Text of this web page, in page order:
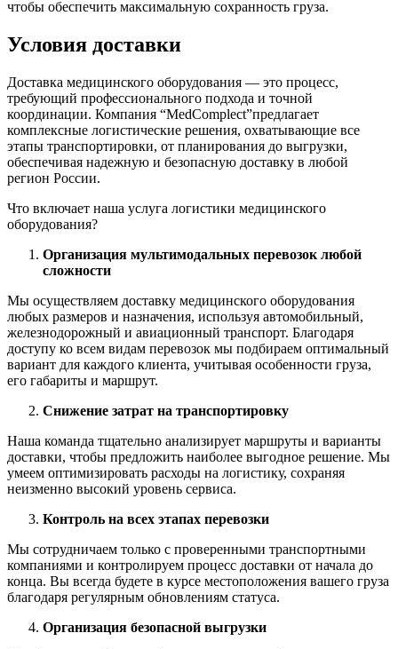
чтобы обеспечить максимальную сохранность груза.
Условия доставки
Доставка медицинского оборудования — это процесс,
требующий профессионального подхода и точной
координации. Компания “MedComplect”предлагает
комплексные логистические решения, охватывающие все
этапы транспортировки, от планирования до выгрузки,
обеспечивая надежную и безопасную доставку в любой
регион России.
Что включает наша услуга логистики медицинского
оборудования?
Организация мультимодальных перевозок любой
сложности
Мы осуществляем доставку медицинского оборудования
любых размеров и назначения, используя автомобильный,
железнодорожный и авиационный транспорт. Благодаря
доступу ко всем видам перевозок мы подбираем оптимальный
вариант для каждого клиента, учитывая особенности груза,
его габариты и маршрут.
Снижение затрат на транспортировку
Наша команда тщательно анализирует маршруты и варианты
доставки, чтобы предложить наиболее выгодное решение. Мы
умеем оптимизировать расходы на логистику, сохраняя
неизменно высокий уровень сервиса.
Контроль на всех этапах перевозки
Мы сотрудничаем только с проверенными транспортными
компаниями и контролируем процесс доставки от начала до
конца. Вы всегда будете в курсе местоположения вашего груза
благодаря регулярным обновлениям статуса.
Организация безопасной выгрузки